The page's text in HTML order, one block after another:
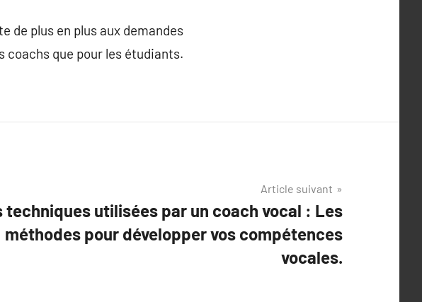
de plus en plus aux demandes
coachs que pour les étudiants.
Article suivant
techniques utilisées par un coach vocal : Les
méthodes pour développer vos compétences
vocales.